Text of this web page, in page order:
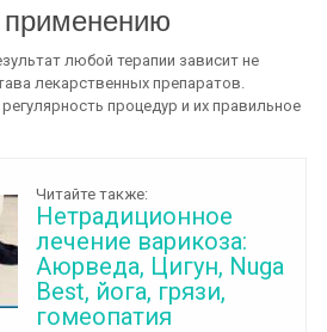
применению
любой терапии зависит не
лекарственных препаратов.
процедур и их правильное
Читайте также:
Нетрадиционное
лечение варикоза:
Аюрведа, Цигун, Nuga
Best, йога, грязи,
гомеопатия